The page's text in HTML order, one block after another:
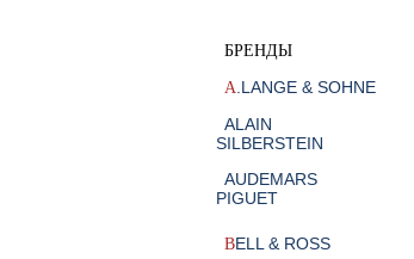
БРЕНДЫ
A .LANGE & SOHNE
ALAIN
SILBERSTEIN
AUDEMARS
PIGUET
BELL & ROSS